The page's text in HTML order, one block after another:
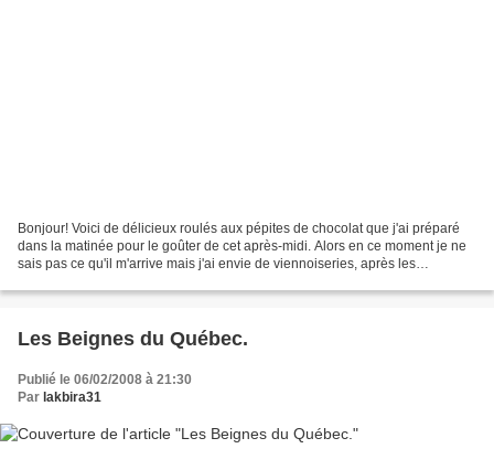
Bonjour! Voici de délicieux roulés aux pépites de chocolat que j'ai préparé
dans la matinée pour le goûter de cet après-midi. Alors en ce moment je ne
sais pas ce qu'il m'arrive mais j'ai envie de viennoiseries, après les
Les Beignes du Québec.
Publié le 06/02/2008 à 21:30
Par lakbira31